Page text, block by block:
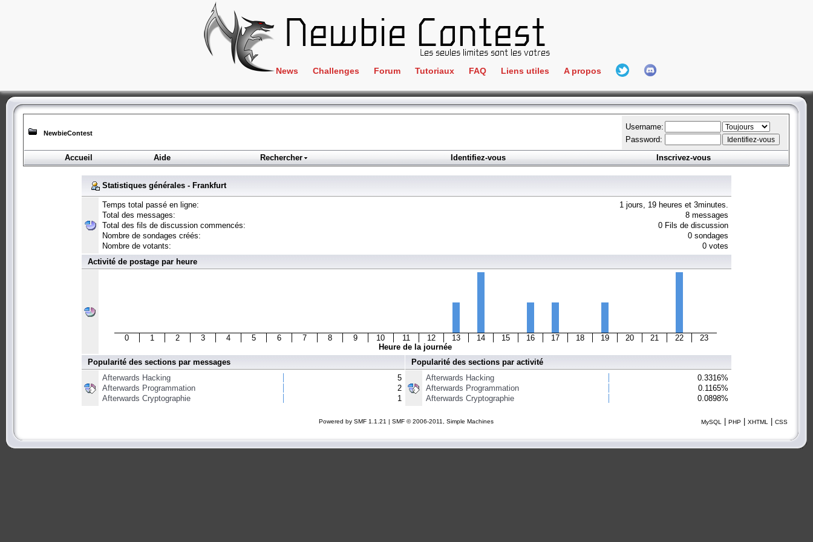
News Challenges
Crackme
ClientSide
Forensics
Tous les challenges
Forum Tutoriaux FAQ Liens utiles
IRC
Newbie Connect
Partenaires
A propos
L'équipe
Hall Of Fame
NewbieContest
Username:
Password:
Accueil
Aide Rechercher Identifiez-vous Inscrivez-vous
Statistiques générales - Frankfurt
Temps total passé en ligne:
1 jours, 19 heures et 3minutes.
Total des messages:
8 messages
Total des fils de discussion commencés:
0 Fils de discussion
Nombre de sondages créés:
0 sondages
Nombre de votants:
0 votes
Activité de postage par heure
0 1 2 3 4 5 6 7 8 9 10 11 12 13 14 15 16 17 18 19 20 21 22
23
Heure de la journée
Popularité des sections par messages
Popularité des sections par activité
Afterwards Hacking
5
Afterwards Programmation
2
Afterwards Cryptographie
1
Afterwards Hacking
0.3316%
Afterwards Programmation
0.1165%
Afterwards Cryptographie
0.0898%
Powered by SMF 1.1.21 | SMF © 2006-2011, Simple Machines MySQL | PHP | XHTML | CSS